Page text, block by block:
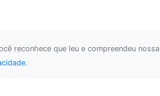
reconhece que leu e compreendeu nossa
.